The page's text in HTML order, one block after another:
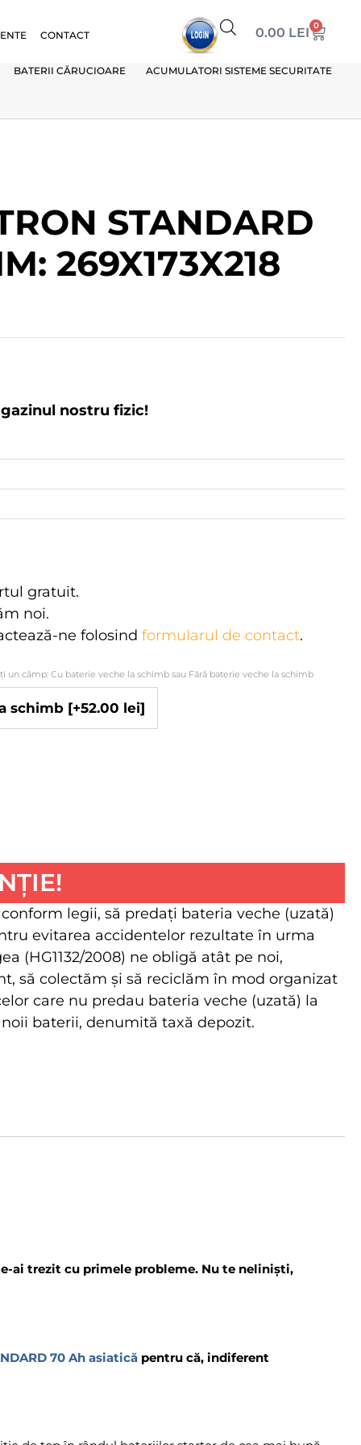
CONTACT 0.00 LEI 0
BATERII CĂRUCIOARE
ACUMULATORI SISTEME SECURITATE
STANDARD
269X173X218
nostru fizic!
gratuit.
noi.
ne folosindformularul de contact.
un câmp: Cu baterie veche la schimb sau Fără baterie veche la schimb
schimb [+52.00 lei]
legii, să predaţi bateria veche (uzată)
evitarea accidentelor rezultate în urma
(HG1132/2008) ne obligă atât pe noi,
să colectăm şi să reciclăm în mod organizat
care nu predau bateria veche (uzată) la
baterii, denumită taxă depozit.
ai trezit cu primele probleme. Nu te neliniști,
70 Ah asiatică pentru că, indiferent